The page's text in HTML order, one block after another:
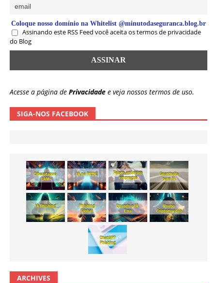
Coloque nosso domínio na Whitelist @minutodaseguranca.blog.br
Assinando este RSS Feed você aceita os termos de privacidade
do Blog
Acesse a página de Privacidade e veja nossos termos de uso.
SIGA-NOS FACEBOOK
ARCHIVES